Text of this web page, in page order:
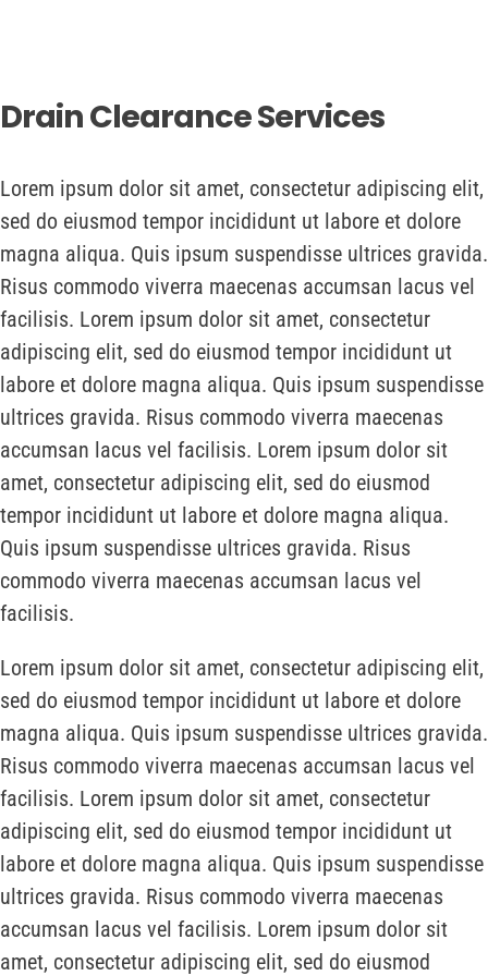
Drain Clearance Services
Lorem ipsum dolor sit amet, consectetur adipiscing elit,
sed do eiusmod tempor incididunt ut labore et dolore
magna aliqua. Quis ipsum suspendisse ultrices gravida.
Risus commodo viverra maecenas accumsan lacus vel
facilisis. Lorem ipsum dolor sit amet, consectetur
adipiscing elit, sed do eiusmod tempor incididunt ut
labore et dolore magna aliqua. Quis ipsum suspendisse
ultrices gravida. Risus commodo viverra maecenas
accumsan lacus vel facilisis. Lorem ipsum dolor sit
amet, consectetur adipiscing elit, sed do eiusmod
tempor incididunt ut labore et dolore magna aliqua.
Quis ipsum suspendisse ultrices gravida. Risus
commodo viverra maecenas accumsan lacus vel
facilisis.
Lorem ipsum dolor sit amet, consectetur adipiscing elit,
sed do eiusmod tempor incididunt ut labore et dolore
magna aliqua. Quis ipsum suspendisse ultrices gravida.
Risus commodo viverra maecenas accumsan lacus vel
facilisis. Lorem ipsum dolor sit amet, consectetur
adipiscing elit, sed do eiusmod tempor incididunt ut
labore et dolore magna aliqua. Quis ipsum suspendisse
ultrices gravida. Risus commodo viverra maecenas
accumsan lacus vel facilisis. Lorem ipsum dolor sit
amet, consectetur adipiscing elit, sed do eiusmod